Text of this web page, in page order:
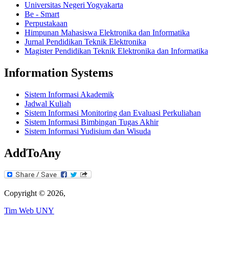
Universitas Negeri Yogyakarta
Be - Smart
Perpustakaan
Himpunan Mahasiswa Elektronika dan Informatika
Jurnal Pendidikan Teknik Elektronika
Magister Pendidikan Teknik Elektronika dan Informatika
Information Systems
Sistem Informasi Akademik
Jadwal Kuliah
Sistem Informasi Monitoring dan Evaluasi Perkuliahan
Sistem Informasi Bimbingan Tugas Akhir
Sistem Informasi Yudisium dan Wisuda
AddToAny
Copyright © 2026,
Tim Web UNY